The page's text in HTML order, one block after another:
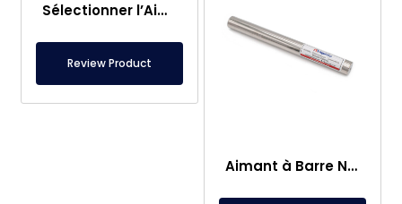
Sélectionner l’Aimant de Pêche – Aimant Puissant de Sauvetage en Mer
Review Product
Aimant à Barre Neodyme Ø25×250 mm – Connexion M8 Femelle d’un Côté